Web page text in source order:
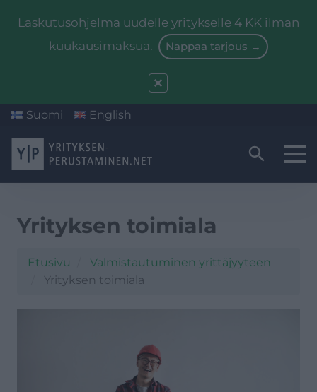
Laskutusohjelma uudelle yritykselle 4 KK ilman
kuukausimaksua.
Nappaa tarjous →
Suomi English
Yritysmuodon valinta
Starttiraha
Kirjanpito
Yrityksen toimiala
Etusivu
Valmistautuminen yrittäjyyteen
Yrityksen toimiala